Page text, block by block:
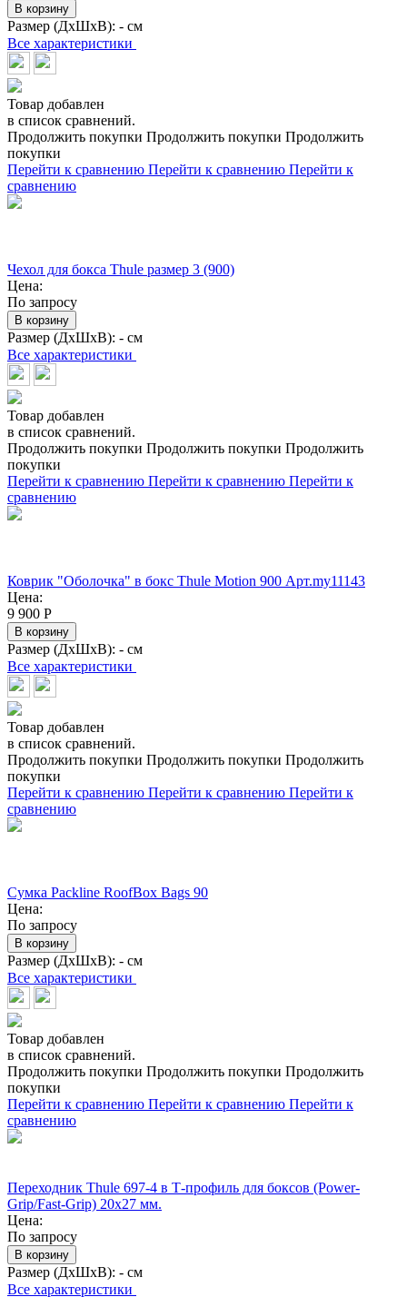
В корзину
Размер (ДхШхВ): - см
Все характеристики
Товар добавлен
в список сравнений.
Продолжить покупки Продолжить покупки Продолжить
покупки
Перейти к сравнению Перейти к сравнению Перейти к
сравнению
Чехол для бокса Thule размер 3 (900)
Цена:
По запросу
В корзину
Размер (ДхШхВ): - см
Все характеристики
Товар добавлен
в список сравнений.
Продолжить покупки Продолжить покупки Продолжить
покупки
Перейти к сравнению Перейти к сравнению Перейти к
сравнению
Коврик "Оболочка" в бокс Thule Motion 900 Арт.my11143
Цена:
9 900 Р
В корзину
Размер (ДхШхВ): - см
Все характеристики
Товар добавлен
в список сравнений.
Продолжить покупки Продолжить покупки Продолжить
покупки
Перейти к сравнению Перейти к сравнению Перейти к
сравнению
Сумка Packline RoofBox Bags 90
Цена:
По запросу
В корзину
Размер (ДхШхВ): - см
Все характеристики
Товар добавлен
в список сравнений.
Продолжить покупки Продолжить покупки Продолжить
покупки
Перейти к сравнению Перейти к сравнению Перейти к
сравнению
Переходник Thule 697-4 в Т-профиль для боксов (Power-
Grip/Fast-Grip) 20x27 мм.
Цена:
По запросу
В корзину
Размер (ДхШхВ): - см
Все характеристики